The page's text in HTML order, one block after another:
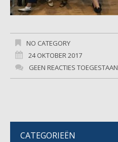
NO CATEGORY
24 OKTOBER 2017
GEEN REACTIES TOEGESTAAN
CATEGORIEËN